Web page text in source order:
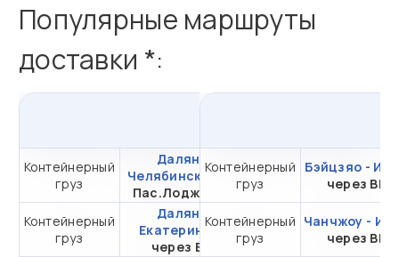
Популярные маршруты
доставки *:
Контейнерный
груз
Далянь -
Челябинск через
Пас.Лоджистик
от 294 097,41 ₽ за
20DC
Контейнерный
груз
Далянь -
Екатеринбург
через ВСК
от 284 097,41 ₽ за
20DC
Контейнерный
груз
Бэйцзяо -
через
Контейнерный
груз
Чанчжоу -
через